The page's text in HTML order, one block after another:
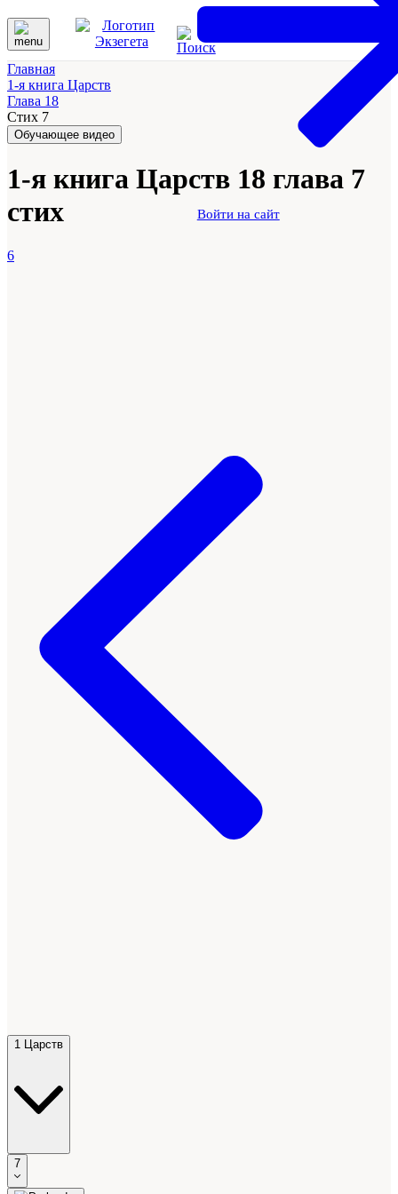
Войти на сайт
Главная
1-я книга Царств
Глава 18
Стих 7
Обучающее видео
1-я книга Царств 18 глава 7
стих
6
1 Царств
7